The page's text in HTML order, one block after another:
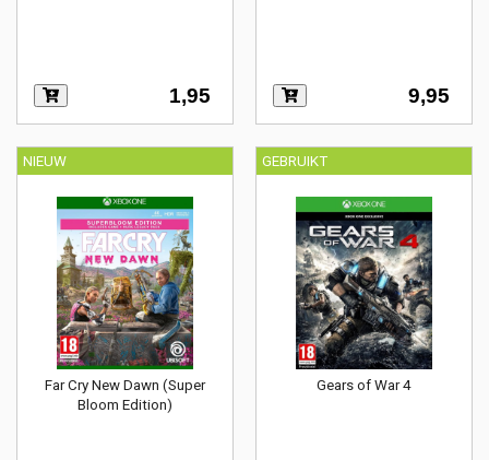
1,95 9,95
NIEUW
Far Cry New Dawn (Super
Bloom Edition)
GEBRUIKT
Gears of War 4